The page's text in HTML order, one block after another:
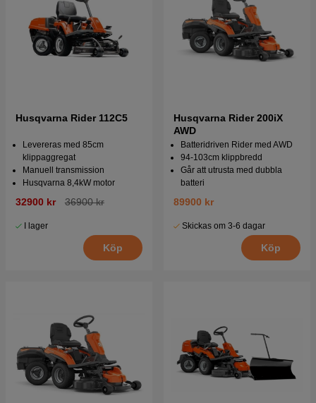
Husqvarna Rider 112C5
Levereras med 85cm
klippaggregat
Manuell transmission
Husqvarna 8,4kW motor
32900 kr 36900 kr
I lager
Köp
Husqvarna Rider 200iX
AWD
Batteridriven Rider med AWD
94-103cm klippbredd
Går att utrusta med dubbla
batteri
89900 kr
Skickas om 3-6 dagar
Köp